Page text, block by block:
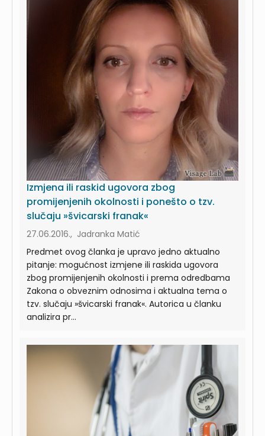
Izmjena ili raskid ugovora zbog
promijenjenih okolnosti i ponešto o tzv.
slučaju »švicarski franak«
27.06.2016., Jadranka Matić
Predmet ovog članka je upravo jedno aktualno
pitanje: mogućnost izmjene ili raskida ugovora
zbog promijenjenih okolnosti i prema odredbama
Zakona o obveznim odnosima i aktualna tema o
tzv. slučaju »švicarski franak«. Autorica u članku
analizira pr...